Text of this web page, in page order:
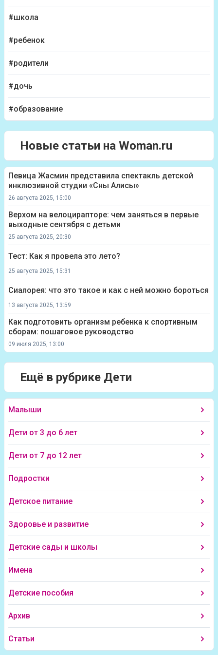
#школа
#ребенок
#родители
#дочь
#образование
Новые статьи на Woman.ru
Певица Жасмин представила спектакль детской
инклюзивной студии «Сны Алисы»
26 августа 2025, 15:00
Верхом на велоцирапторе: чем заняться в первые
выходные сентября с детьми
25 августа 2025, 20:30
Тест: Как я провела это лето?
25 августа 2025, 15:31
Сиалорея: что это такое и как с ней можно бороться
13 августа 2025, 13:59
Как подготовить организм ребенка к спортивным
сборам: пошаговое руководство
09 июля 2025, 13:00
Ещё в рубрике Дети
Малыши
Дети от 3 до 6 лет
Дети от 7 до 12 лет
Подростки
Детское питание
Здоровье и развитие
Детские сады и школы
Имена
Детские пособия
Архив
Статьи